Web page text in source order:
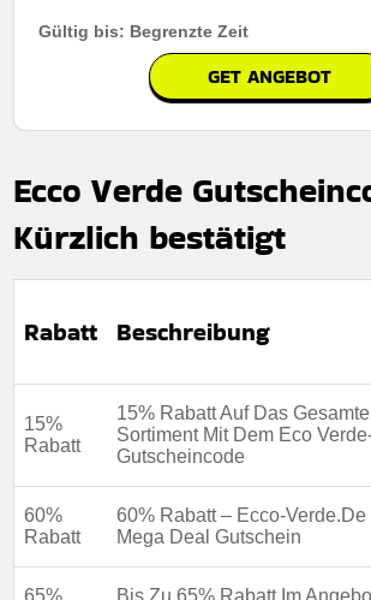
Gültig bis: Begrenzte Zeit
GET ANGEBOT
Ecco Verde
Kürzlich bestätigt
Rabatt Beschreibung
15%
Rabatt
15% Rabatt Auf Das Gesamte
Sortiment Mit Dem Eco
Gutscheincode
60%
Rabatt
60% Rabatt – Ecco-Verde.De
Mega Deal Gutschein
65%
Bis Zu 65% Rabatt Im